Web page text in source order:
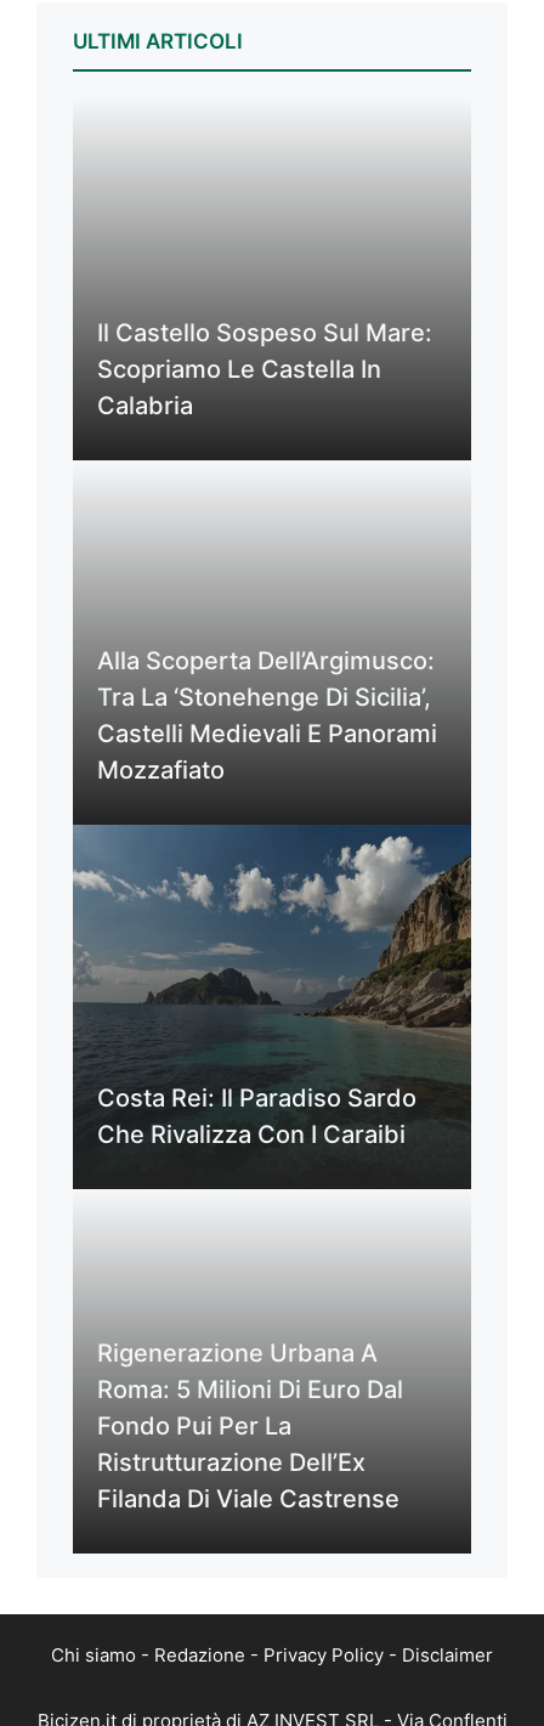
ULTIMI ARTICOLI
Il Castello Sospeso Sul Mare:
Scopriamo Le Castella In
Calabria
Alla Scoperta Dell’Argimusco:
Tra La ‘Stonehenge Di Sicilia’,
Castelli Medievali E Panorami
Mozzafiato
Costa Rei: Il Paradiso Sardo
Che Rivalizza Con I Caraibi
Rigenerazione Urbana A
Roma: 5 Milioni Di Euro Dal
Fondo Pui Per La
Ristrutturazione Dell’Ex
Filanda Di Viale Castrense
Chi siamo - Redazione - Privacy Policy - Disclaimer
Bicizen.it di proprietà di AZ INVEST SRL - Via Conflenti